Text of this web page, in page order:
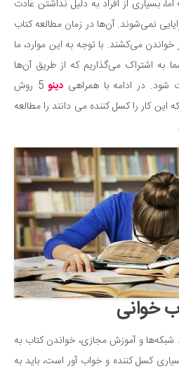
بسیاری از افراد به دلیل نداشتن عادت
نمی‌شوند. آن‌ها در زمان مطالعه کتاب
می‌کشند. با توجه به این موارد، ما
به اشتراک می‌گذاریم که از طریق آن‌ها
شود. در ادامه با همراهی دینو
5 روش
کار را کسل کننده می دانند را مطالعه
شبکه‌ها و آموزش مجازی، خواندن کتاب به
کسل کننده و خواب آور است، باید به